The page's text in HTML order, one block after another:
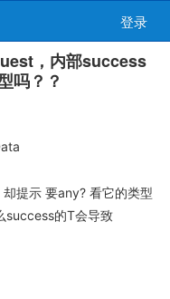
登录
，内部success
吗？？
提示 要any? 看它的类型
success的T会导致